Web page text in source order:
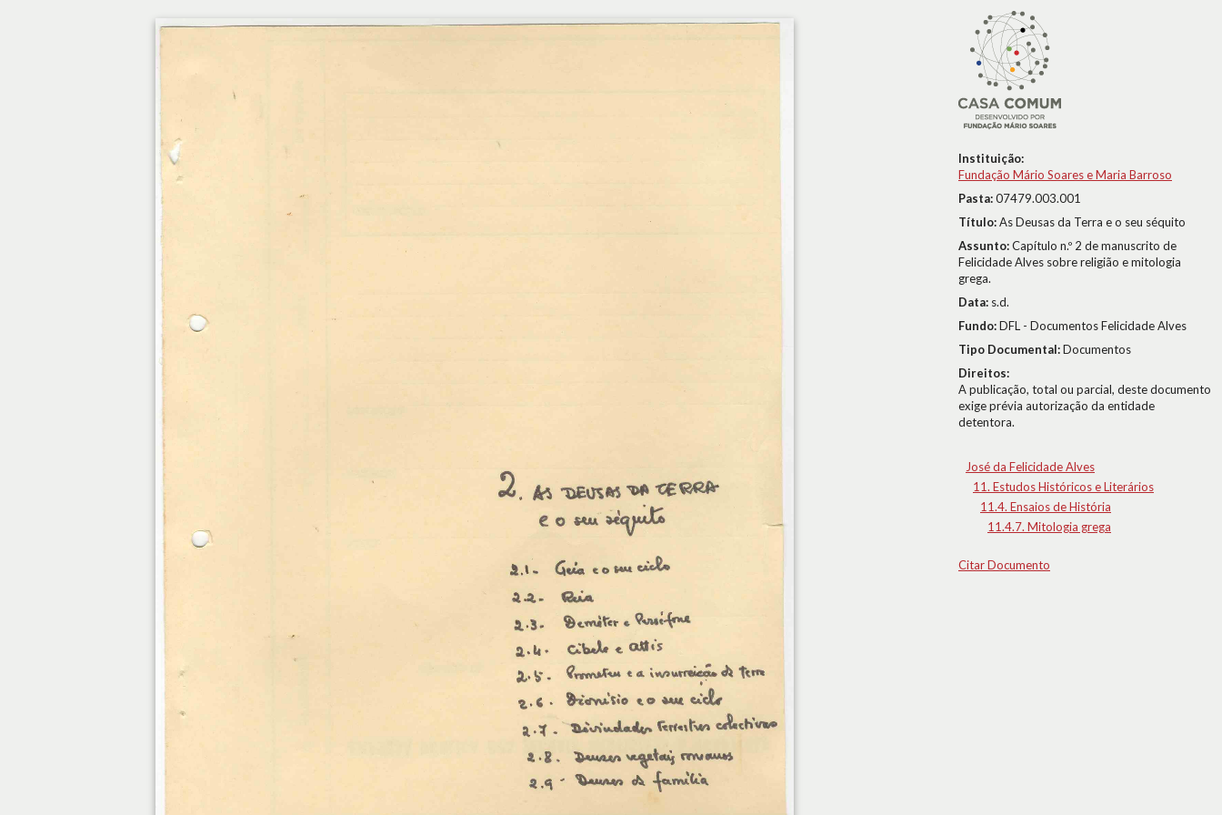
Instituição:
Fundação Mário Soares e Maria Barroso
Pasta:07479.003.001
Título:As Deusas da Terra e o seu séquito
Assunto:Capítulo n.º 2 de manuscrito de
Felicidade Alves sobre religião e mitologia
grega.
Data: s.d.
Fundo:DFL - Documentos Felicidade Alves
Tipo Documental:Documentos
Direitos:
A publicação, total ou parcial, deste documento
exige prévia autorização da entidade
detentora.
José da Felicidade Alves
11. Estudos Históricos e Literários
11.4. Ensaios de História
11.4.7. Mitologia grega
Citar Documento